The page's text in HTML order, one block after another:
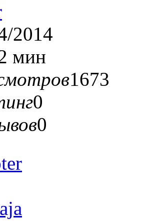
2014
мин
1673
0
0